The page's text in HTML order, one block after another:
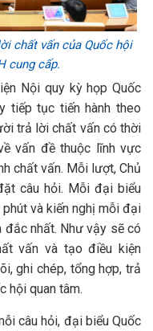
chất vấn của Quốc hội
cung cấp.
Nội quy kỳ họp Quốc
tiếp tục tiến hành theo
trả lời chất vấn có thời
vấn đề thuộc lĩnh vực
chất vấn. Mỗi lượt, Chủ
câu hỏi. Mỗi đại biểu
và kiến nghị mỗi đại
nhất. Như vậy sẽ có
vấn và tạo điều kiện
ghi chép, tổng hợp, trả
hội quan tâm.
câu hỏi, đại biểu Quốc